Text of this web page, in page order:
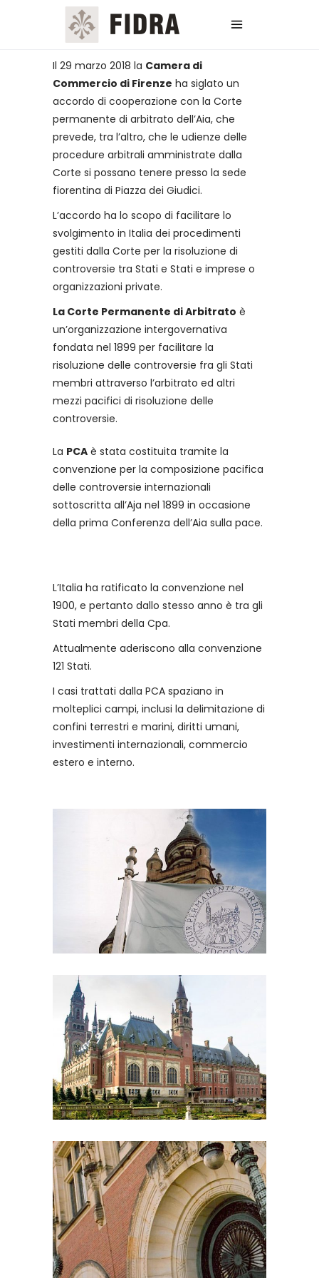
Il 29 marzo 2018 la Camera di
Commercio di Firenze ha siglato un
accordo di cooperazione con la Corte
permanente di arbitrato dell’Aia, che
prevede, tra l’altro, che le udienze delle
procedure arbitrali amministrate dalla
Corte si possano tenere presso la sede
fiorentina di Piazza dei Giudici.
L’accordo ha lo scopo di facilitare lo
svolgimento in Italia dei procedimenti
gestiti dalla Corte per la risoluzione di
controversie tra Stati e Stati e imprese o
organizzazioni private.
La Corte Permanente di Arbitrato è
un’organizzazione intergovernativa
fondata nel 1899 per facilitare la
risoluzione delle controversie fra gli Stati
membri attraverso l’arbitrato ed altri
mezzi pacifici di risoluzione delle
controversie.
La PCA è stata costituita tramite la
convenzione per la composizione pacifica
delle controversie internazionali
sottoscritta all’Aja nel 1899 in occasione
della prima Conferenza dell’Aia sulla pace.
L’Italia ha ratificato la convenzione nel
1900, e pertanto dallo stesso anno è tra gli
Stati membri della Cpa.
Attualmente aderiscono alla convenzione
121 Stati.
I casi trattati dalla PCA spaziano in
molteplici campi, inclusi la delimitazione di
confini terrestri e marini, diritti umani,
investimenti internazionali, commercio
estero e interno.